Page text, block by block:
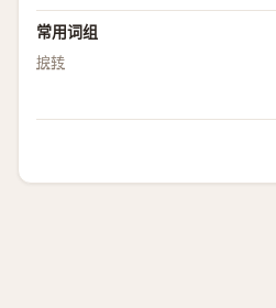
常用词组
捩转